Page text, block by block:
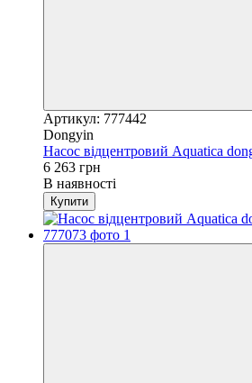
Артикул: 777442
Dongyin
Насос відцентровий Aquatica
6 263 грн
В наявності
Купити